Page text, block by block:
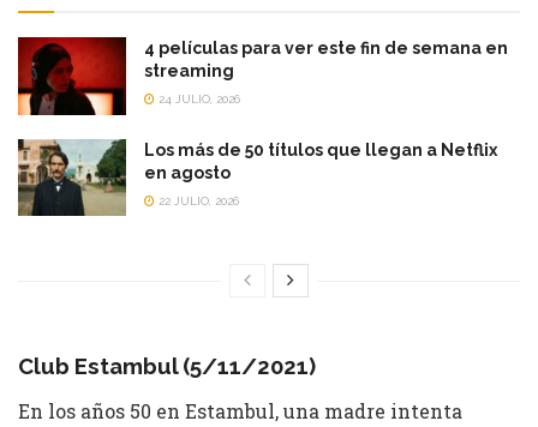
4 películas para ver este fin de semana en
streaming
24 JULIO, 2026
Los más de 50 títulos que llegan a Netflix
en agosto
22 JULIO, 2026
Club Estambul (5/11/2021)
En los años 50 en Estambul, una madre intenta